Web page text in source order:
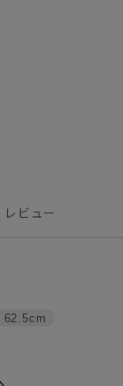
レビュー
62.5cm